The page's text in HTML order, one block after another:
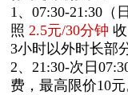
1、07:30-21:30（
照2.5元/30分钟
3小时以外时长部
2、21:30-次日
费，最高限价10元